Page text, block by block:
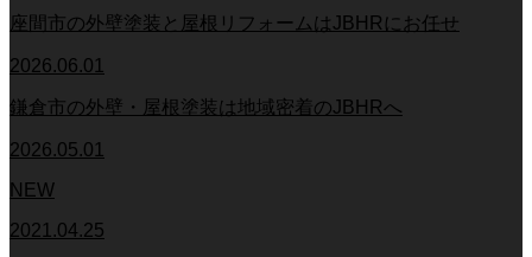
座間市の外壁塗装と屋根リフォームはJBHRにお任せ
2026.06.01
鎌倉市の外壁・屋根塗装は地域密着のJBHRへ
2026.05.01
NEW
2021.04.25